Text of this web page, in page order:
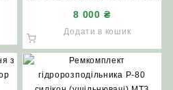
8 000 ₴
Додати в кошик